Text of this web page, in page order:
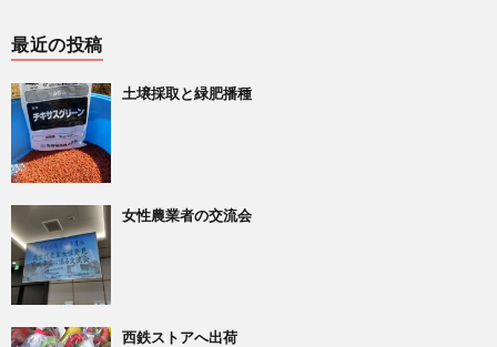
最近の投稿
土壌採取と緑肥播種
女性農業者の交流会
西鉄ストアへ出荷